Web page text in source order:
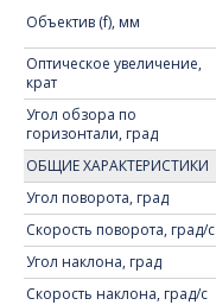
Объектив (f), мм
Оптическое увеличение,
крат
Угол обзора по
горизонтали, град
ОБЩИЕ ХАРАКТЕРИСТИКИ
Угол поворота, град
Скорость поворота, град/с
Угол наклона, град
Скорость наклона, град/с